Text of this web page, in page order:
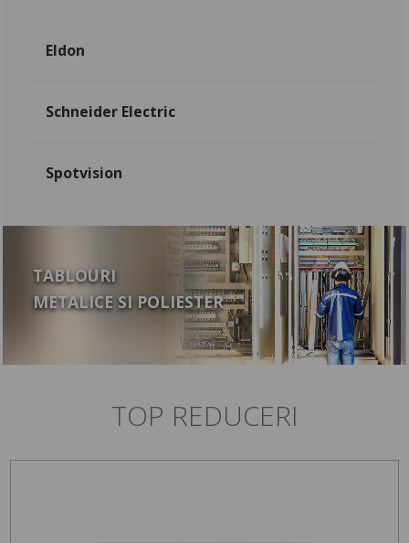
Eldon
Schneider Electric
Spotvision
TABLOURI
METALICE SI POLIESTER
TOP REDUCERI